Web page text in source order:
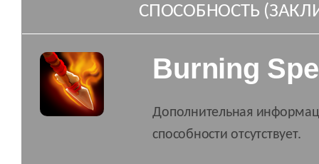
СПОСОБНОСТЬ
Burning
Дополнительная
способности отсутствует.